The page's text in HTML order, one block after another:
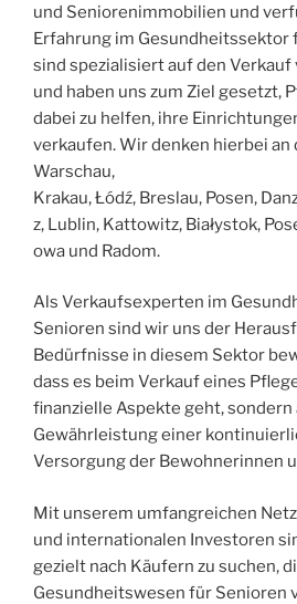
und Seniorenimmobilien und
Erfahrung im Gesundheitssektor
sind spezialisiert auf den
und haben uns zum Ziel gesetzt,
dabei zu helfen, ihre
verkaufen. Wir denken hierbei an
Warschau,
Krakau, Łódź, Breslau, Posen,
z, Lublin, Kattowitz, Białystok,
owa und Radom.
Als Verkaufsexperten im
Senioren sind wir uns der
Bedürfnisse in diesem Sektor
dass es beim Verkauf eines
finanzielle Aspekte geht, sondern
Gewährleistung einer
Versorgung der Bewohnerinnen
Mit unserem umfangreichen
und internationalen Investoren
gezielt nach Käufern zu suchen,
Gesundheitswesen für Senioren